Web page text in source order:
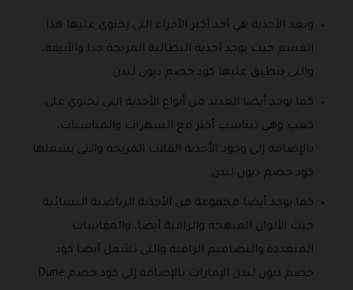
وتعد الأحذية هي أحد أكبر الأجزاء التي يحتوي عليها هذا
القسم حيث يوجد أحذية البطالية المريحة جدا والأنيقة،
والتي ينطبق عليها كود خصم ديون لندن.
كما يوجد أيضا العديد من أنواع الأحذية التي تحتوي على
كعب وهي تتناسب أكثر مع السهرات والمناسبات،
بالإضافة إلى وجود الأحذية الفلات المريحة والتي يشملها
كود خصم ديون لندن.
كما يوجد أيضا مجموعة من الأحذية الرياضية النسائية
حيث الألوان المبهجة والراقية أيضا، والمقاسات
المتعددة والتصاميم الراقية والتي تشمل أيضا كود
خصم ديون لندن الإمارات بالإضافة إلى كود خصم Dune